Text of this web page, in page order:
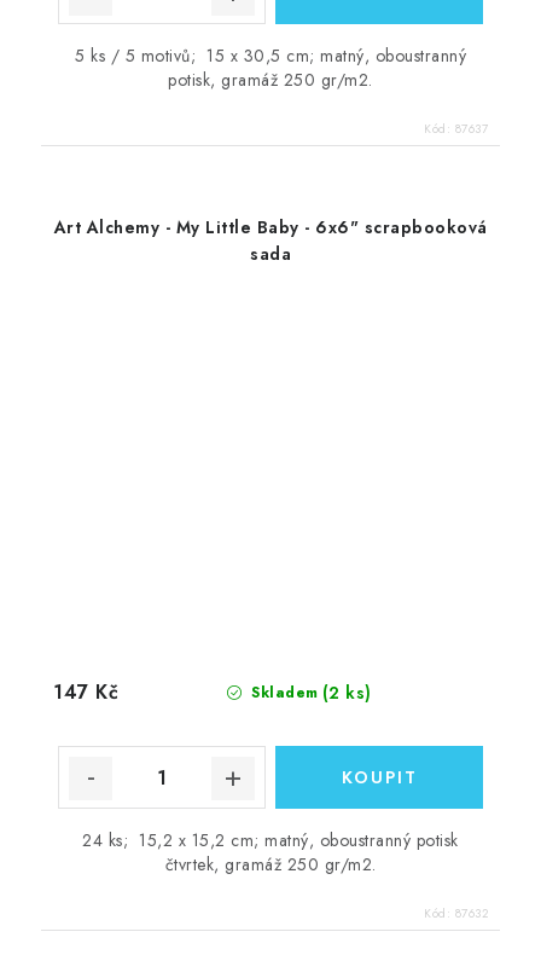
5 ks / 5 motivů; 15 x 30,5 cm; matný, oboustranný
potisk, gramáž 250 gr/m2.
Kód: 87637
Art Alchemy - My Little Baby - 6x6" scrapbooková
sada
Skladem (2 ks)
147 Kč
24 ks; 15,2 x 15,2 cm; matný, oboustranný potisk
čtvrtek, gramáž 250 gr/m2.
Kód: 87632